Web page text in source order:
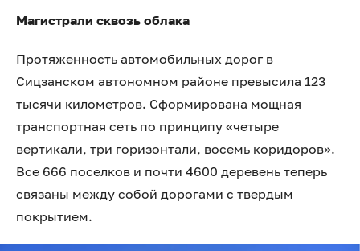
Магистрали сквозь облака
Протяженность автомобильных дорог в
Сицзанском автономном районе превысила 123
тысячи километров. Сформирована мощная
транспортная сеть по принципу «четыре
вертикали, три горизонтали, восемь коридоров».
Все 666 поселков и почти 4600 деревень теперь
связаны между собой дорогами с твердым
покрытием.